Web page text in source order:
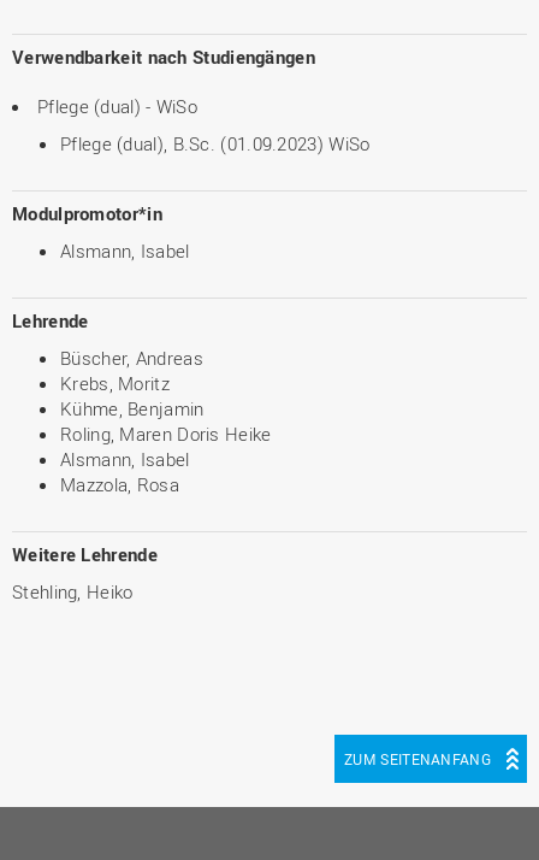
Verwendbarkeit nach Studiengängen
Pflege (dual) - WiSo
Pflege (dual), B.Sc. (01.09.2023) WiSo
Modulpromotor*in
Alsmann, Isabel
Lehrende
Büscher, Andreas
Krebs, Moritz
Kühme, Benjamin
Roling, Maren Doris Heike
Alsmann, Isabel
Mazzola, Rosa
Weitere Lehrende
Stehling, Heiko
ZUM SEITENANFANG